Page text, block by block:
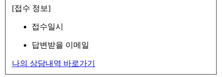
[접수 정보]
접수일시
답변받을 이메일
나의 상담내역 바로가기